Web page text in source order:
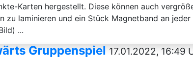
Karten hergestellt. Diese können auch
zu laminieren und ein Stück Magnetband an
...
Gruppenspiel 17.01.2022, 16:49